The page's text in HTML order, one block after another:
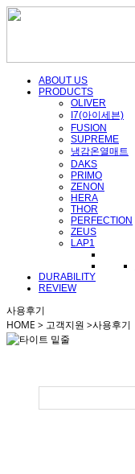
ABOUT US
PRODUCTS
OLIVER
I7(아이세븐)
FUSION
SUPREME
냉감온열매트
DAKS
PRIMO
ZENON
HERA
THOR
PERFECTION
ZEUS
LAP1
DURABILITY
REVIEW
사용후기
HOME > 고객지원 >사용후기